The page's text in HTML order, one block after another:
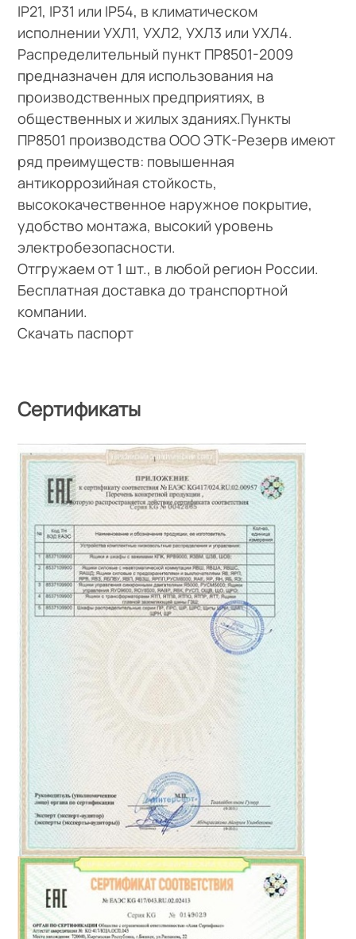
IP21, IP31 или IP54, в климатическом
исполнении УХЛ1, УХЛ2, УХЛ3 или УХЛ4.
Распределительный пункт ПР8501-2009
предназначен для использования на
производственных предприятиях, в
общественных и жилых зданиях.Пункты
ПР8501 производства ООО ЭТК-Резерв имеют
ряд преимуществ: повышенная
антикоррозийная стойкость,
высококачественное наружное покрытие,
удобство монтажа, высокий уровень
электробезопасности.
Отгружаем от 1 шт., в любой регион России.
Бесплатная доставка до транспортной
компании.
Скачать паспорт
Сертификаты